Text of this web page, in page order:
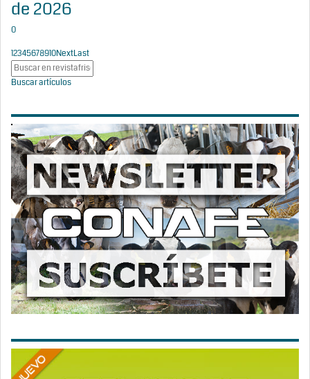
de 2026
0
12345678910NextLast
Buscar artículos